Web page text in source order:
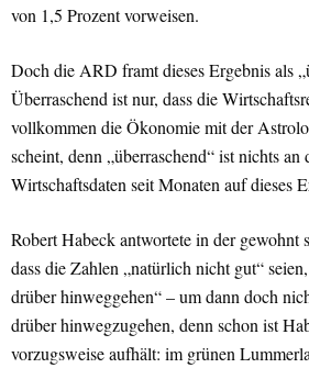
von 1,5 Prozent vorweisen.
Doch die ARD framt dieses Ergebnis als
Überraschend ist nur, dass die
vollkommen die Ökonomie mit der
scheint, denn „überraschend“ ist nichts
Wirtschaftsdaten seit Monaten auf dieses
Robert Habeck antwortete in der gewohnt
dass die Zahlen „natürlich nicht gut“
drüber hinweggehen“ – um dann doch
drüber hinwegzugehen, denn schon ist
vorzugsweise aufhält: im grünen